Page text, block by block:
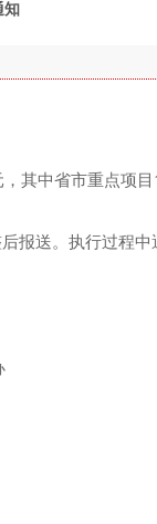
知
其中省市重点项
送。执行过程中